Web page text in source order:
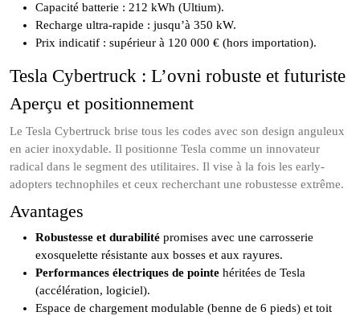
Capacité batterie : 212 kWh (Ultium).
Recharge ultra-rapide : jusqu’à 350 kW.
Prix indicatif : supérieur à 120 000 € (hors importation).
Tesla Cybertruck : L’ovni robuste et futuriste
Aperçu et positionnement
Le Tesla Cybertruck brise tous les codes avec son design anguleux
en acier inoxydable. Il positionne Tesla comme un innovateur
radical dans le segment des utilitaires. Il vise à la fois les early-
adopters technophiles et ceux recherchant une robustesse extrême.
Avantages
Robustesse et durabilité promises avec une carrosserie
exosquelette résistante aux bosses et aux rayures.
Performances électriques de pointe héritées de Tesla
(accélération, logiciel).
Espace de chargement modulable (benne de 6 pieds) et toit